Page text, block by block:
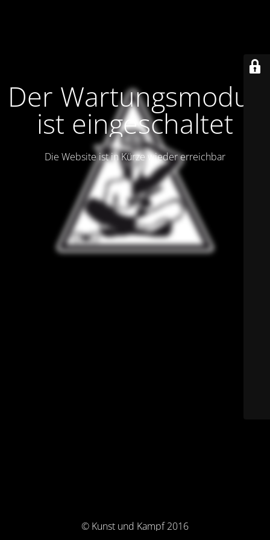
Der Wartungsmodus
ist eingeschaltet
Die Website ist in Kürze wieder erreichbar
© Kunst und Kampf 2016